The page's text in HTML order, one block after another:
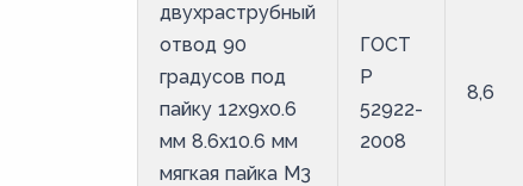
двухраструбный
отвод 90
градусов под
пайку 12х9х0.6
мм 8.6х10.6 мм
мягкая пайка М3
ГОСТ
Р
52922-
2008
8,6